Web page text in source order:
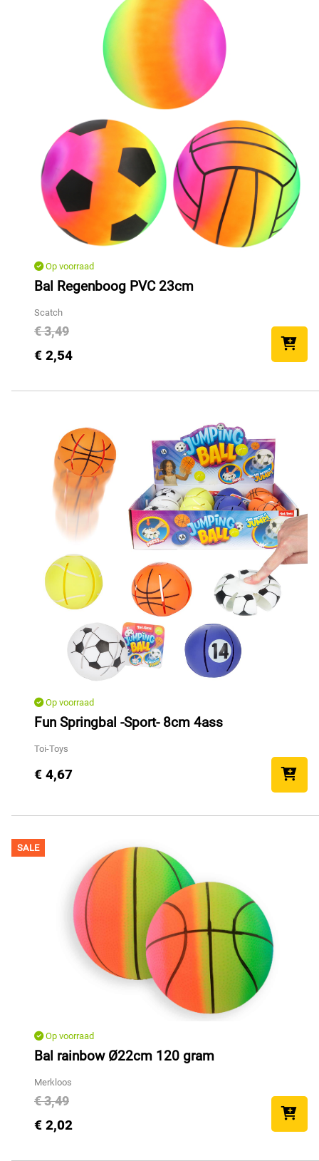
Op voorraad
Bal Regenboog PVC 23cm
Scatch
€ 3,49
€ 2,54
Op voorraad
Fun Springbal -Sport- 8cm 4ass
Toi-Toys
€ 4,67
SALE
Op voorraad
Bal rainbow Ø22cm 120 gram
Merkloos
€ 3,49
€ 2,02